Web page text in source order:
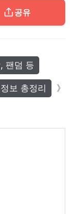
공유
보 총정리
팬덤 등